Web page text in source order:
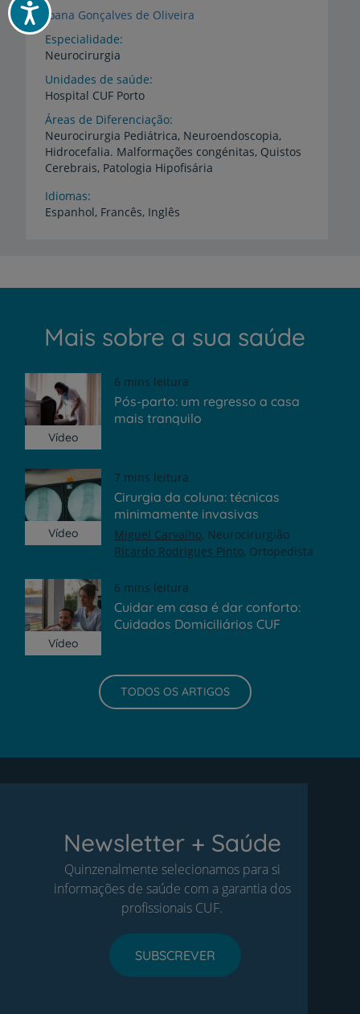
Acessibilidade
Joana Gonçalves de Oliveira
Especialidade
Neurocirurgia
Unidades de saúde
Hospital CUF Porto
Áreas de Diferenciação
Neurocirurgia Pediátrica, Neuroendoscopia,
Hidrocefalia. Malformações congénitas, Quistos
Cerebrais, Patologia Hipofisária
Idiomas
Espanhol, Francês, Inglês
Mais sobre a sua saúde
Vídeo
6 mins leitura
Pós-parto: um regresso a casa
mais tranquilo
Vídeo
7 mins leitura
Cirurgia da coluna: técnicas
minimamente invasivas
Miguel Carvalho Neurocirurgião
Ricardo Rodrigues Pinto Ortopedista
Vídeo
6 mins leitura
Cuidar em casa é dar conforto:
Cuidados Domiciliários CUF
TODOS OS ARTIGOS
Newsletter + Saúde
Quinzenalmente selecionamos para si
informações de saúde com a garantia dos
profissionais CUF.
SUBSCREVER